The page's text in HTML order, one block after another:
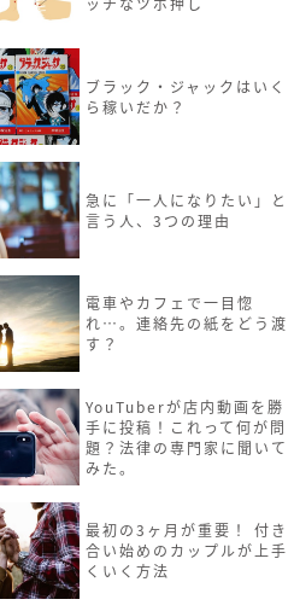
ブラック・ジャックはいく
ら稼いだか？
急に「一人になりたい」と
言う人、3つの理由
電車やカフェで一目惚
れ…。連絡先の紙をどう渡
す？
YouTuberが店内動画を勝
手に投稿！これって何が問
題？法律の専門家に聞いて
みた。
最初の3ヶ月が重要！ 付き
合い始めのカップルが上手
くいく方法